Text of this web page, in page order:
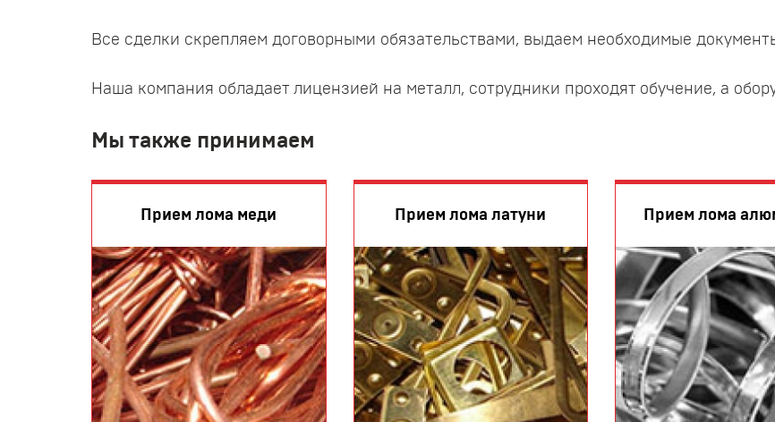
Все сделки скрепляем договорными обязательствами, выдаем необходимые
Наша компания обладает лицензией на металл, сотрудники проходят обучение, а
Мы также принимаем
Прием лома меди Прием лома латуни Прием лома